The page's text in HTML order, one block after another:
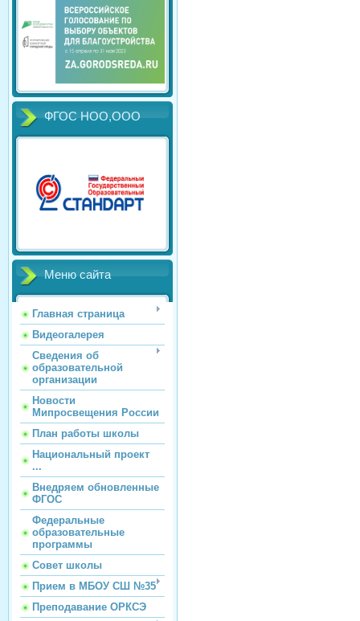
ФГОС НОО,ООО
Меню сайта
Главная страница
Видеогалерея
Сведения об
образовательной
организации
Новости
Мипросвещения России
План работы школы
Национальный проект
...
Внедряем обновленные
ФГОС
Федеральные
образовательные
программы
Совет школы
Прием в МБОУ СШ №35
Преподавание ОРКСЭ